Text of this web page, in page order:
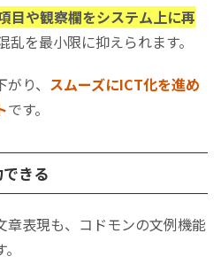
目や観察欄をシステム上に再
乱を最小限に抑えられます。
り、 スムーズにICT化を進め
です。
きる
章表現も、コドモンの文例機能